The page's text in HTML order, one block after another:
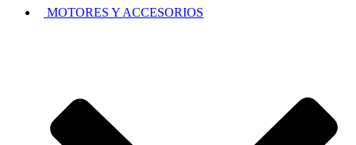
MOTORES Y ACCESORIOS